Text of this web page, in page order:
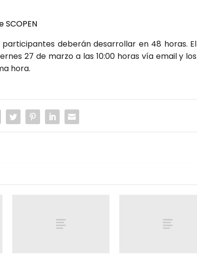
debe­rán desa­rro­llar en 48 horas. El
27 de mar­zo a las 10:00 horas vía email y los
hora.